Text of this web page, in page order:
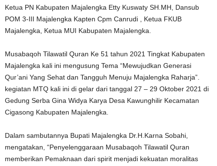
Ketua PN Kabupaten Majalengka Etty Kuswaty SH.MH, Dansub
POM 3-III Majalengka Kapten Cpm Canrudi , Ketua FKUB
Majalengka, Ketua MUI Kabupaten Majalengka.
Musabaqoh Tilawatil Quran Ke 51 tahun 2021 Tingkat Kabupaten
Majalengka kali ini mengusung Tema “Mewujudkan Generasi
Qur’ani Yang Sehat dan Tangguh Menuju Majalengka Raharja”.
kegiatan MTQ kali ini di gelar dari tanggal 27 – 29 Oktober 2021 di
Gedung Serba Gina Widya Karya Desa Kawunghilir Kecamatan
Cigasong Kabupaten Majalengka.
Dalam sambutannya Bupati Majalengka Dr.H.Karna Sobahi,
mengatakan, “Penyelenggaraan Musabaqoh Tilawatil Quran
memberikan Pemaknaan dari spirit menjadi kekuatan moralitas